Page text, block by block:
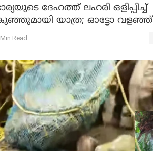
ദേഹത്ത് ലഹരി ഒളിപ്പിച്ച്
യാത്ര; ഓട്ടോ വളഞ്ഞ്
പിടികൂടി പൊലീസ്
Read